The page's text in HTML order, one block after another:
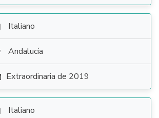
Italiano
Andalucía
Extraordinaria de 2019
Italiano